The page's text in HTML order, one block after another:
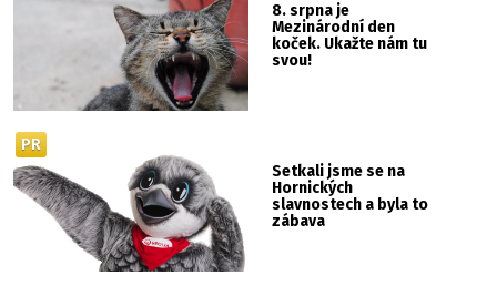
8. srpna je
Mezinárodní den
koček. Ukažte nám tu
svou!
Setkali jsme se na
Hornických
slavnostech a byla to
zábava
PR